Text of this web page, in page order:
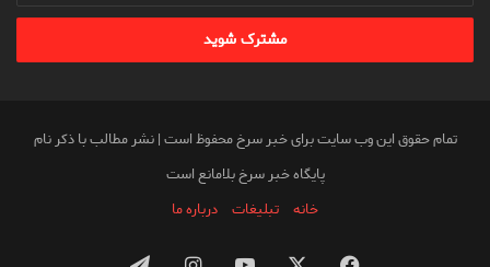
خود
وارد
تمام حقوق این وب سایت برای خبر سرخ محفوظ است | نشر مطالب با ذکر نام
پایگاه خبر سرخ بلامانع است
خانه
تبلیغات درباره ما